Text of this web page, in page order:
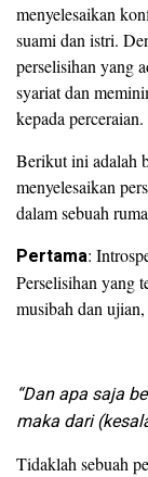
menyelesaikan
suami dan istri.
perselisihan yang
syariat dan
kepada perceraian.
Berikut ini adalah
menyelesaikan
dalam sebuah
Pertama:
Perselisihan yang
musibah dan
“Dan apa saja
maka dari
Tidaklah sebuah